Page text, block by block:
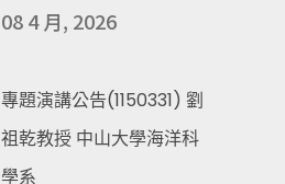
08 4 月, 2026
專題演講公告(1150331) 劉
祖乾教授 中山大學海洋科
學系